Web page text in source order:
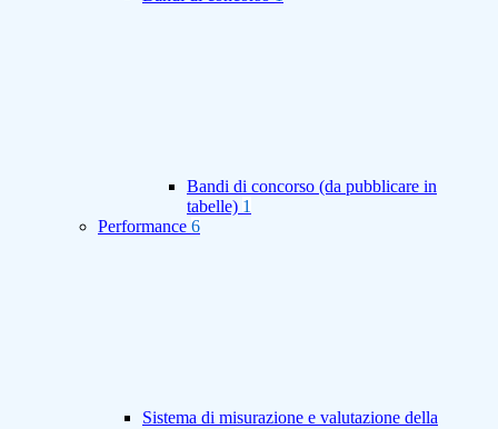
Bandi di concorso (da pubblicare in
tabelle) 1
Performance 6
Sistema di misurazione e valutazione della